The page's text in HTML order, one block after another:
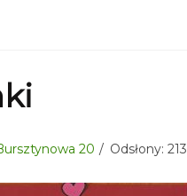
20 Odsłony: 213